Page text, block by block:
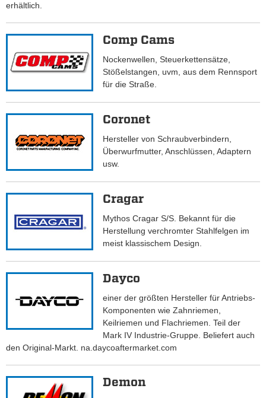
erhältlich.
Comp Cams
Nockenwellen, Steuerkettensätze,
Stößelstangen, uvm, aus dem Rennsport
für die Straße.
Coronet
Hersteller von Schraubverbindern,
Überwurfmutter, Anschlüssen, Adaptern
usw.
Cragar
Mythos Cragar S/S. Bekannt für die
Herstellung verchromter Stahlfelgen im
meist klassischem Design.
Dayco
einer der größten Hersteller für Antriebs-
Komponenten wie Zahnriemen,
Keilriemen und Flachriemen. Teil der
Mark IV Industrie-Gruppe. Beliefert auch
den Original-Markt. na.daycoaftermarket.com
Demon